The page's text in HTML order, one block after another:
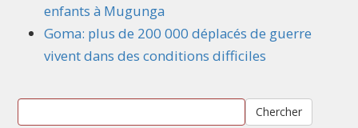
enfants à Mugunga
Goma: plus de 200 000 déplacés de guerre
vivent dans des conditions difficiles
Chercher